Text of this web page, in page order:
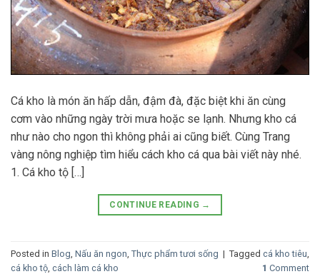
Cá kho là món ăn hấp dẫn, đậm đà, đặc biệt khi ăn cùng
cơm vào những ngày trời mưa hoặc se lạnh. Nhưng kho cá
như nào cho ngon thì không phải ai cũng biết. Cùng Trang
vàng nông nghiệp tìm hiểu cách kho cá qua bài viết này nhé.
1. Cá kho tộ […]
CONTINUE READING →
Posted in Blog Nấu ăn ngon Thực phẩm tươi sống | Tagged cá kho tiêu
cá kho tộ cách làm cá kho 1 Comment